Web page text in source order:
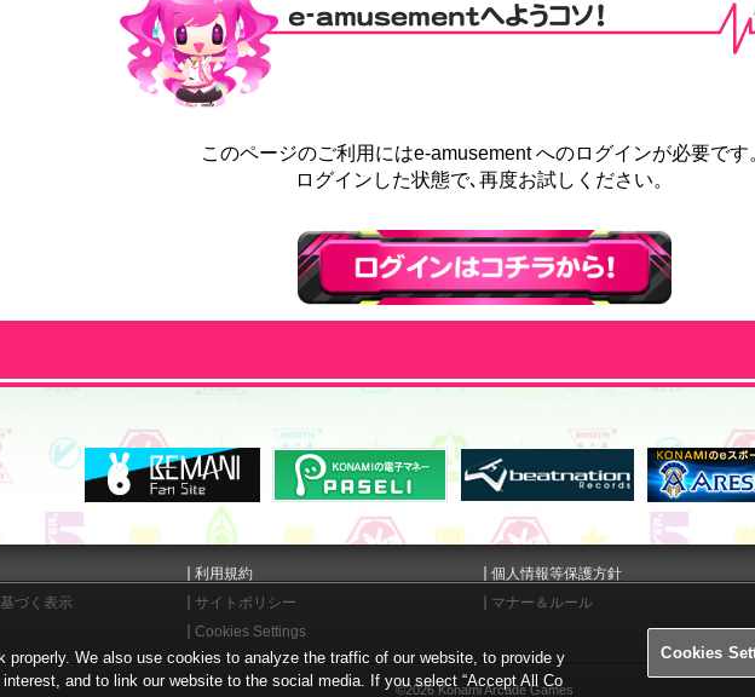
このページのご利用にはe-amusement へのログインが必要です
ログインした状態で､再度お試しください。
ログインはこちら
利用規約
個人情報等保護方針
づく表示
サイトポリシー
マナー＆ルール
Cookies Settings
©2026 Konami Arcade Games
properly. We also use cookies to analyze the traffic of our website, to provide y
and to link our website to the social media. If you select “Accept All Co
Cookies